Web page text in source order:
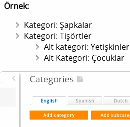
Örnek:
Kategori: Şapkalar
Kategori: Tişörtler
Alt kategori: Yetişkinler
Alt Kategori: Çocuklar